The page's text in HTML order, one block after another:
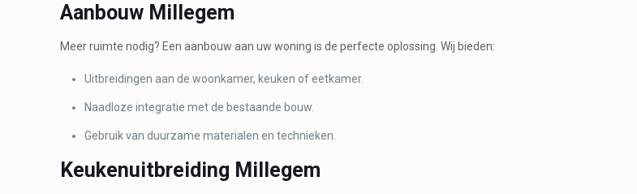
Aanbouw Millegem
Meer ruimte nodig? Een aanbouw aan uw woning is de perfecte oplossing. Wij bieden:
Uitbreidingen aan de woonkamer, keuken of eetkamer.
Naadloze integratie met de bestaande bouw.
Gebruik van duurzame materialen en technieken.
Keukenuitbreiding Millegem